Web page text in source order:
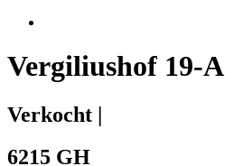
Vergiliushof 19-A
Verkocht |
6215 GH